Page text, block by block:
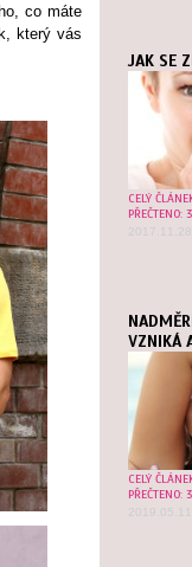
JAK SE
CELÝ
PŘEČTENO:
2017.11.28
VZNIKÁ
CELÝ
PŘEČTENO:
2019.05.11
co máte
který vás